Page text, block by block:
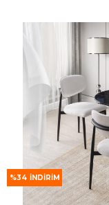
%34 İNDIRIM